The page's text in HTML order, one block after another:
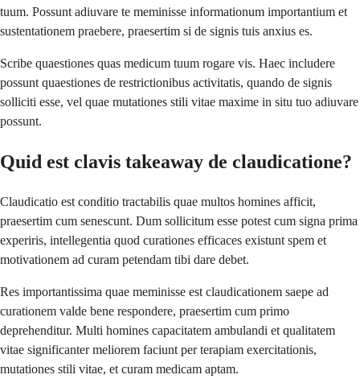
tuum. Possunt adiuvare te meminisse informationum importantium et
sustentationem praebere, praesertim si de signis tuis anxius es.
Scribe quaestiones quas medicum tuum rogare vis. Haec includere
possunt quaestiones de restrictionibus activitatis, quando de signis
solliciti esse, vel quae mutationes stili vitae maxime in situ tuo adiuvare
possunt.
Quid est clavis takeaway de claudicatione?
Claudicatio est conditio tractabilis quae multos homines afficit,
praesertim cum senescunt. Dum sollicitum esse potest cum signa prima
experiris, intellegentia quod curationes efficaces existunt spem et
motivationem ad curam petendam tibi dare debet.
Res importantissima quae meminisse est claudicationem saepe ad
curationem valde bene respondere, praesertim cum primo
deprehenditur. Multi homines capacitatem ambulandi et qualitatem
vitae significanter meliorem faciunt per terapiam exercitationis,
mutationes stili vitae, et curam medicam aptam.